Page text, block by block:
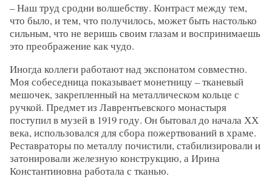
– Наш труд сродни волшебству. Контраст между тем,
что было, и тем, что получилось, может быть настолько
сильным, что не веришь своим глазам и воспринимаешь
это преображение как чудо.
Иногда коллеги работают над экспонатом совместно.
Моя собеседница показывает монетницу – тканевый
мешочек, закрепленный на металлическом кольце с
ручкой. Предмет из Лаврентьевского монастыря
поступил в музей в 1919 году. Он бытовал до начала ХХ
века, использовался для сбора пожертвований в храме.
Реставраторы по металлу почистили, стабилизировали и
затонировали железную конструкцию, а Ирина
Константиновна работала с тканью.